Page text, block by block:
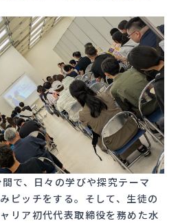
で、日々の学びや探究テーマ
ピッチをする。そして、生徒の
リア初代代表取締役を務めた水